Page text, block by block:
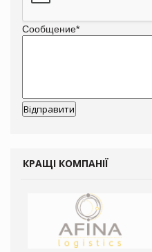
Сообщение*
КРАЩІ КОМПАНІЇ